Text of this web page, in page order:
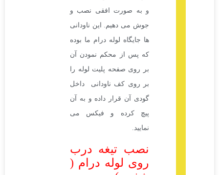
و به صورت افقی نصب و
جوش می دهیم. این ناودانی
ها جایگاه لوله درام ما بوده
که پس از محکم نمودن آن
بر روی صفحه پلیت لوله را
بر روی کف ناودانی داخل
گودی آن قرار داده و به آن
پیچ کرده و فیکس می
نصب تیغه درب
روی لوله درام (